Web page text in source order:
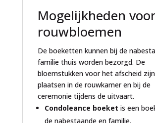
Mogelijkheden
rouwbloemen
De boeketten kunnen bij de
familie thuis worden bezorgd. De
bloemstukken voor het afscheid
plaatsen in de rouwkamer en bij de
ceremonie tijdens de uitvaart.
Condoleance boeket is een
de nabestaande en familie.